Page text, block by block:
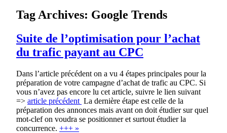
Tag Archives: Google Trends
Suite de l’optimisation pour l’achat
du trafic payant au CPC
Dans l’article précédent on a vu 4 étapes principales pour la
préparation de votre campagne d’achat de trafic au CPC. Si
vous n’avez pas encore lu cet article, suivre le lien suivant
=> article précédent La dernière étape est celle de la
préparation des annonces mais avant on doit étudier sur quel
mot-clef on voudra se positionner et surtout étudier la
concurrence. +++ »